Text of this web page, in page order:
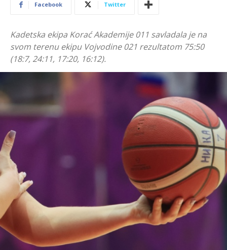
Facebook Twitter
Kadetska ekipa Korać Akademije 011 savladala je na
svom terenu ekipu Vojvodine 021 rezultatom 75:50
(18:7, 24:11, 17:20, 16:12).